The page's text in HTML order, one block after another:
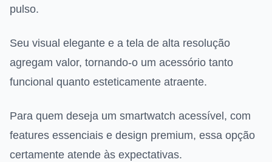
pulso.
Seu visual elegante e a tela de alta resolução
agregam valor, tornando-o um acessório tanto
funcional quanto esteticamente atraente.
Para quem deseja um smartwatch acessível, com
features essenciais e design premium, essa opção
certamente atende às expectativas.